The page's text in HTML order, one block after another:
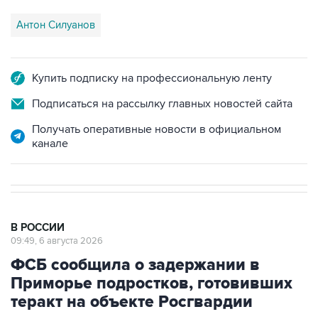
Антон Силуанов
Купить подписку на профессиональную ленту
Подписаться на рассылку главных новостей сайта
Получать оперативные новости в официальном
канале
В РОССИИ
09:49, 6 августа 2026
ФСБ сообщила о задержании в
Приморье подростков, готовивших
теракт на объекте Росгвардии